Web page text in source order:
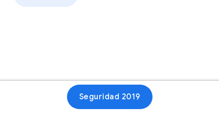
Seguridad 2019